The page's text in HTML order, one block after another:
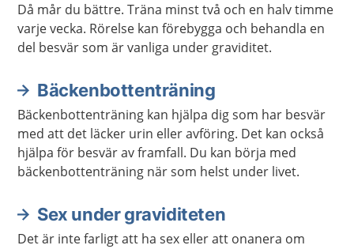
Då mår du bättre. Träna minst två och en halv timme
varje vecka. Rörelse kan förebygga och behandla en
del besvär som är vanliga under graviditet.
Bäckenbottenträning
Bäckenbottenträning kan hjälpa dig som har besvär
med att det läcker urin eller avföring. Det kan också
hjälpa för besvär av framfall. Du kan börja med
bäckenbottenträning när som helst under livet.
Sex under graviditeten
Det är inte farligt att ha sex eller att onanera om